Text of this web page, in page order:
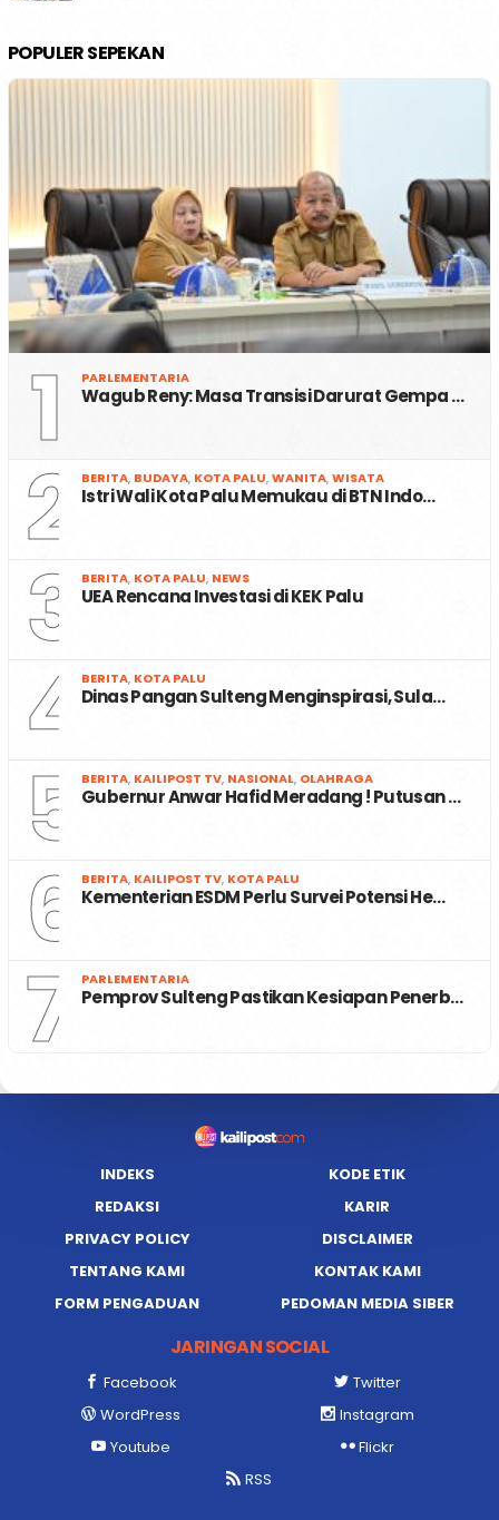
POPULER SEPEKAN
1 PARLEMENTARIA
Wagub Reny: Masa Transisi Darurat Gempa …
2 BERITA, BUDAYA, KOTA PALU,WANITA,WISATA
Istri Wali Kota Palu Memukau di BTN Indo…
3 BERITA, KOTA PALU, NEWS
UEA Rencana Investasi di KEK Palu
4 BERITA, KOTA PALU
Dinas Pangan Sulteng Menginspirasi, Sula…
5 BERITA, KAILIPOST TV, NASIONAL, OLAHRAGA
Gubernur Anwar Hafid Meradang ! Putusan …
6 BERITA, KAILIPOST TV, KOTA PALU
Kementerian ESDM Perlu Survei Potensi He…
7 PARLEMENTARIA
Pemprov Sulteng Pastikan Kesiapan Penerb…
INDEKS
KODE ETIK
REDAKSI
KARIR
PRIVACY POLICY
DISCLAIMER
TENTANG KAMI
KONTAK KAMI
FORM PENGADUAN
PEDOMAN MEDIA SIBER
JARINGAN SOCIAL
Facebook
Twitter
WordPress
Instagram
Youtube
Flickr
RSS